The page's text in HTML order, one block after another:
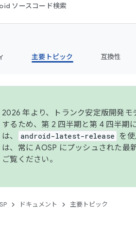
ソースコード検索
主要トピック 互換性
2026 年より、トランク安定版開発
するため、第 2 四半期と第 4 四半期
は、
android-latest-release を使
は、常に AOSP にプッシュされた最
ご覧ください。
ドキュメント 主要トピック